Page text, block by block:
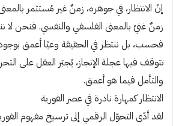
إنّ الانتظار، في جوهره، زمنٌ غير مُستثمر
زمنٌ غنيّ بالمعنى الفلسفي والنفسي. فنحن لا
فحسب، بل ننتظر في الحقيقة وعيًا أعمق
تتوقف فيها عجلة الإنجاز، يُجبَر العقل على
والتأمل فيما هو أعمق.
الانتظار كمهارة نادرة في عصر الفورية
لقد أدّى التحوّل الرقمي إلى ترسيخ مفهوم